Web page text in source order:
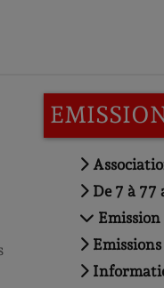
De 7 à 77